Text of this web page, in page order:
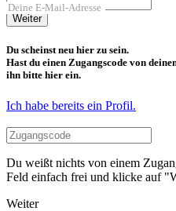
Deine E-Mail-Adresse
Weiter
Du scheinst neu hier zu sein.
Hast du einen Zugangscode von
ihn bitte hier ein.
Ich habe bereits ein Profil.
Du weißt nichts von einem
Feld einfach frei und klicke auf
Weiter